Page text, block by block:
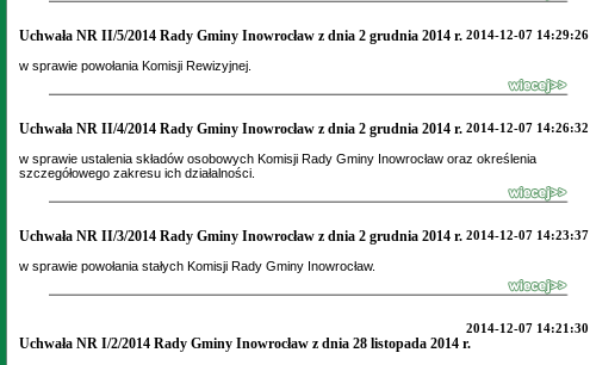
2014-12-07 14:29:26
Uchwała NR II/5/2014 Rady Gminy Inowrocław z dnia 2 grudnia 2014 r.
w sprawie powołania Komisji Rewizyjnej.
2014-12-07 14:26:32
Uchwała NR II/4/2014 Rady Gminy Inowrocław z dnia 2 grudnia 2014 r.
w sprawie ustalenia składów osobowych Komisji Rady Gminy Inowrocław oraz określenia
szczegółowego zakresu ich działalności.
2014-12-07 14:23:37
Uchwała NR II/3/2014 Rady Gminy Inowrocław z dnia 2 grudnia 2014 r.
w sprawie powołania stałych Komisji Rady Gminy Inowrocław.
2014-12-07 14:21:30
Uchwała NR I/2/2014 Rady Gminy Inowrocław z dnia 28 listopada 2014 r.